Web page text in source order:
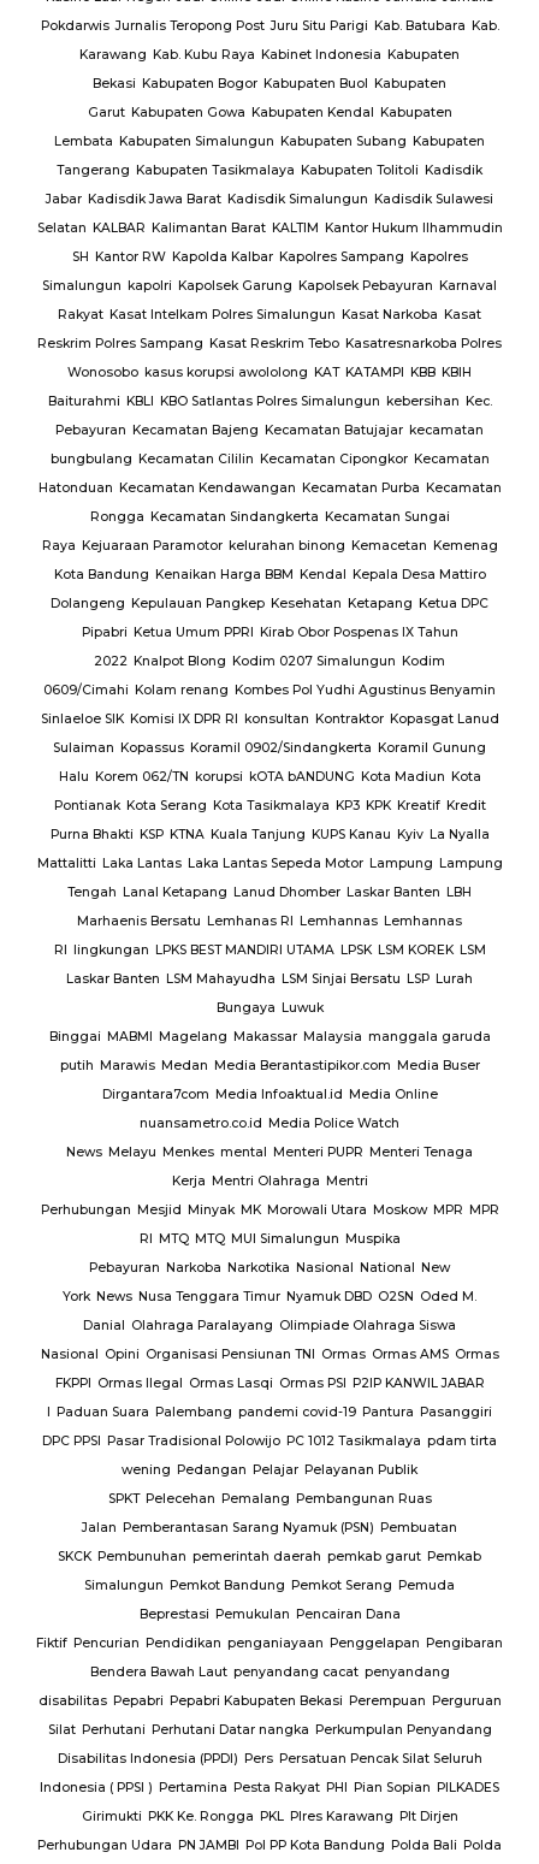
Pokdarwis Jurnalis Teropong Post Juru Situ Parigi Kab. Batubara Kab.
Karawang Kab. Kubu Raya Kabinet Indonesia Kabupaten
Bekasi Kabupaten Bogor Kabupaten Buol Kabupaten
Garut Kabupaten Gowa Kabupaten Kendal Kabupaten
Lembata Kabupaten Simalungun Kabupaten Subang Kabupaten
Tangerang Kabupaten Tasikmalaya Kabupaten Tolitoli Kadisdik
Jabar Kadisdik Jawa Barat Kadisdik Simalungun Kadisdik Sulawesi
Selatan KALBAR Kalimantan Barat KALTIM Kantor Hukum Ilhammudin
SH Kantor RW Kapolda Kalbar Kapolres Sampang Kapolres
Simalungun kapolri Kapolsek Garung Kapolsek Pebayuran Karnaval
Rakyat Kasat Intelkam Polres Simalungun Kasat Narkoba Kasat
Reskrim Polres Sampang Kasat Reskrim Tebo Kasatresnarkoba Polres
Wonosobo kasus korupsi awololong KAT KATAMPI KBB KBIH
Baiturahmi KBLI KBO Satlantas Polres Simalungun kebersihan Kec.
Pebayuran Kecamatan Bajeng Kecamatan Batujajar kecamatan
bungbulang Kecamatan Cililin Kecamatan Cipongkor Kecamatan
Hatonduan Kecamatan Kendawangan Kecamatan Purba Kecamatan
Rongga Kecamatan Sindangkerta Kecamatan Sungai
Raya Kejuaraan Paramotor kelurahan binong Kemacetan Kemenag
Kota Bandung Kenaikan Harga BBM Kendal Kepala Desa Mattiro
Dolangeng Kepulauan Pangkep Kesehatan Ketapang Ketua DPC
Pipabri Ketua Umum PPRI Kirab Obor Pospenas IX Tahun
2022 Knalpot Blong Kodim 0207 Simalungun Kodim
0609/Cimahi Kolam renang Kombes Pol Yudhi Agustinus Benyamin
Sinlaeloe SIK Komisi IX DPR RI konsultan Kontraktor Kopasgat Lanud
Sulaiman Kopassus Koramil 0902/Sindangkerta Koramil Gunung
Halu Korem 062/TN korupsi kOTA bANDUNG Kota Madiun Kota
Pontianak Kota Serang Kota Tasikmalaya KP3 KPK Kreatif Kredit
Purna Bhakti KSP KTNA Kuala Tanjung KUPS Kanau Kyiv La Nyalla
Mattalitti Laka Lantas Laka Lantas Sepeda Motor Lampung Lampung
Tengah Lanal Ketapang Lanud Dhomber Laskar Banten LBH
Marhaenis Bersatu Lemhanas RI Lemhannas Lemhannas
RI lingkungan LPKS BEST MANDIRI UTAMA LPSK LSM KOREK LSM
Laskar Banten LSM Mahayudha LSM Sinjai Bersatu LSP Lurah
Bungaya Luwuk
Binggai MABMI Magelang Makassar Malaysia manggala garuda
putih Marawis Medan Media Berantastipikor.com Media Buser
Dirgantara7com Media Infoaktual.id Media Online
nuansametro.co.id Media Police Watch
News Melayu Menkes mental Menteri PUPR Menteri Tenaga
Kerja Mentri Olahraga Mentri
Perhubungan Mesjid Minyak MK Morowali Utara Moskow MPR MPR
RI MTQ MTQ MUI Simalungun Muspika
Pebayuran Narkoba Narkotika Nasional National New
York News Nusa Tenggara Timur Nyamuk DBD O2SN Oded M.
Danial Olahraga Paralayang Olimpiade Olahraga Siswa
Nasional Opini Organisasi Pensiunan TNI Ormas Ormas AMS Ormas
FKPPI Ormas Ilegal Ormas Lasqi Ormas PSI P2IP KANWIL JABAR
I Paduan Suara Palembang pandemi covid-19 Pantura Pasanggiri
DPC PPSI Pasar Tradisional Polowijo PC 1012 Tasikmalaya pdam tirta
wening Pedangan Pelajar Pelayanan Publik
SPKT Pelecehan Pemalang Pembangunan Ruas
Jalan Pemberantasan Sarang Nyamuk (PSN) Pembuatan
SKCK Pembunuhan pemerintah daerah pemkab garut Pemkab
Simalungun Pemkot Bandung Pemkot Serang Pemuda
Beprestasi Pemukulan Pencairan Dana
Fiktif Pencurian Pendidikan penganiayaan Penggelapan Pengibaran
Bendera Bawah Laut penyandang cacat penyandang
disabilitas Pepabri Pepabri Kabupaten Bekasi Perempuan Perguruan
Silat Perhutani Perhutani Datar nangka Perkumpulan Penyandang
Disabilitas Indonesia (PPDI) Pers Persatuan Pencak Silat Seluruh
Indonesia ( PPSI ) Pertamina Pesta Rakyat PHI Pian Sopian PILKADES
Girimukti PKK Ke. Rongga PKL Plres Karawang Plt Dirjen
Perhubungan Udara PN JAMBI Pol PP Kota Bandung Polda Bali Polda